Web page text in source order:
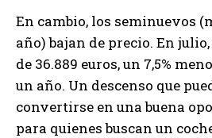
En cambio, los seminuevos
año) bajan de precio. En
de 36.889 euros, un 7,5%
un año. Un descenso que
convertirse en una buena
para quienes buscan un